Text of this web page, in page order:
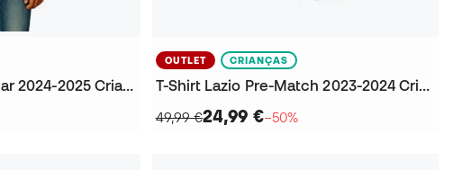
T-Shirt Lazio Fanswear 2024-2025 Criança
OUTLET CRIANÇAS
T-Shirt Lazio Pre-Match 2023-2024 Criança
49,99 €24,99 €−50%